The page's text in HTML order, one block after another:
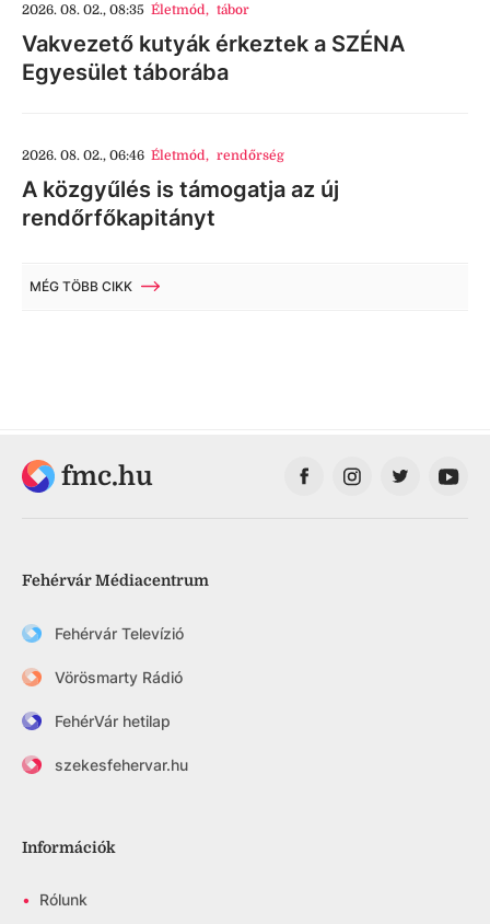
2026. 08. 02., 08:35 Életmód, tábor
Vakvezető kutyák érkeztek a SZÉNA
Egyesület táborába
2026. 08. 02., 06:46 Életmód, rendőrség
A közgyűlés is támogatja az új
rendőrfőkapitányt
MÉG TÖBB CIKK
fmc.hu
Fehérvár Médiacentrum
Fehérvár Televízió
Vörösmarty Rádió
FehérVár hetilap
szekesfehervar.hu
Információk
• Rólunk